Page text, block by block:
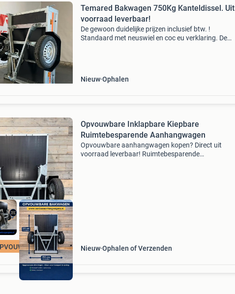
Temared Bakwagen 750Kg Kanteldissel. Uit
voorraad leverbaar!
De gewoon duidelijke prijzen inclusief btw. !
Standaard met neuswiel en coc eu verklaring. De
Nieuw Ophalen
Opvouwbare Inklapbare Kiepbare
Ruimtebesparende Aanhangwagen
Opvouwbare aanhangwagen kopen? Direct uit
voorraad leverbaar! Ruimtebesparende
Nieuw Ophalen of Verzenden